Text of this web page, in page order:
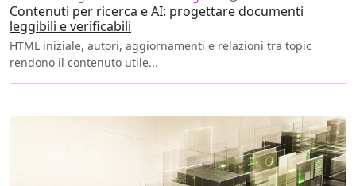
Contenuti per ricerca e AI: progettare documenti
leggibili e verificabili
HTML iniziale, autori, aggiornamenti e relazioni tra topic
rendono il contenuto utile...